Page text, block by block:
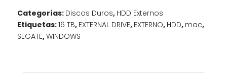
Categorías: Discos Duros, HDD Externos
Etiquetas:16 TB, EXTERNAL DRIVE, EXTERNO, HDD, mac,
SEGATE,WINDOWS